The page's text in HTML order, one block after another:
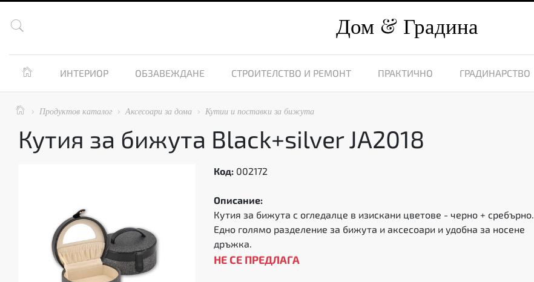
 Дом Градина
 ИНТЕРИОР ОБЗАВЕЖДАНЕ СТРОИТЕЛСТВО И РЕМОНТ ПРАКТИЧНО ГРАДИНАРСТВО
  Продуктов каталог  Аксесоари за дома  Кутии и поставки за бижута
Кутия за бижута Black+silver JA2018
Код: 002172
Описание:
Кутия за бижута с огледалце в изискани цветове - черно + сребърно.
Едно голямо разделение за бижута и аксесоари и удобна за носене
дръжка.
НЕ СЕ ПРЕДЛАГА